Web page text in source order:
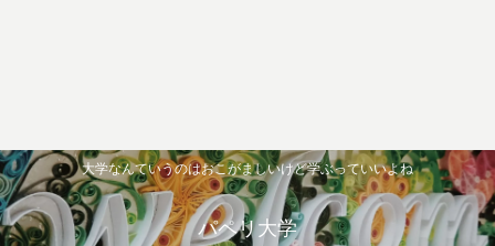
大学なんていうのはおこがましいけど学ぶっていいよね
パペリ大学